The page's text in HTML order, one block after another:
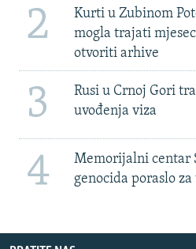
2
Kurti u Zubinom
mogla trajati
otvoriti arhive
3
Rusi u Crnoj Gori
uvođenja viza
4
Memorijalni centar
genocida poraslo